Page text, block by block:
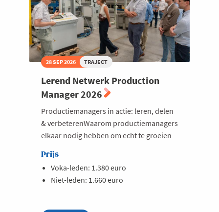
28 SEP 2026 TRAJECT
Lerend Netwerk Production
Manager 2026
Productiemanagers in actie: leren, delen
& verbeterenWaarom productiemanagers
elkaar nodig hebben om echt te groeien
Prijs
Voka-leden: 1.380 euro
Niet-leden: 1.660 euro